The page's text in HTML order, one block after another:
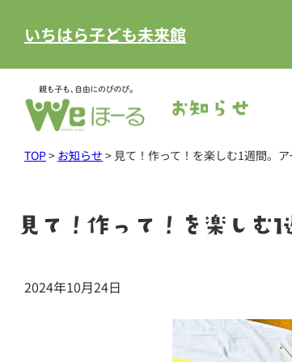
いちはら子ども未来館
お知らせ
TOP> お知らせ > 見て！作って！を楽しむ1週間。
見て！作って！を楽しむ
2024年10月24日